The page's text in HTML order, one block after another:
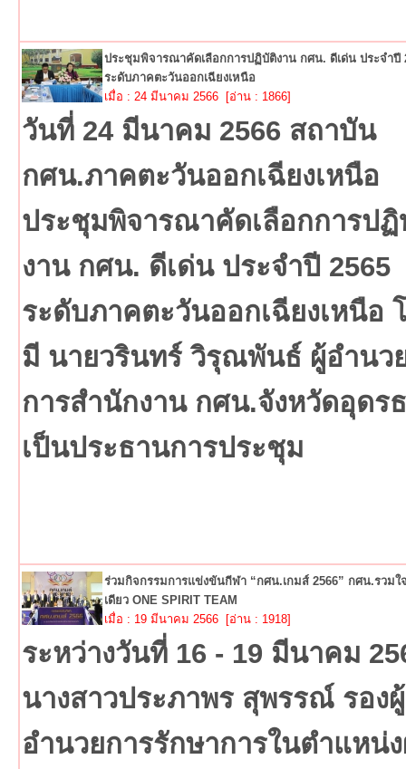
ประชุมพิจารณาคัดเลือกการปฏิบัติงาน กศน. ดีเด่น ประจำปี
ระดับภาคตะวันออกเฉียงเหนือ
เมื่อ : 24 มีนาคม 2566 [อ่าน : 1866]
วันที่ 24 มีนาคม 2566 สถาบัน
กศน.ภาคตะวันออกเฉียงเหนือ
ประชุมพิจารณาคัดเลือกการป
งาน กศน. ดีเด่น ประจำปี 2565
ระดับภาคตะวันออกเฉียงเหนือ
มี นายวรินทร์ วิรุณพันธ์ ผู้อำนว
การสำนักงาน กศน.จังหวัดอุดร
เป็นประธานการประชุม
ร่วมกิจกรรมการแข่งขันกีฬา “กศน.เกมส์ 2566” กศน.รวมใ
เดียว ONE SPIRIT TEAM
เมื่อ : 19 มีนาคม 2566 [อ่าน : 1918]
ระหว่างวันที่ 16 - 19 มีนาคม
นางสาวประภาพร สุพรรณ์ รองผู้
อำนวยการรักษาการในตำแหน่